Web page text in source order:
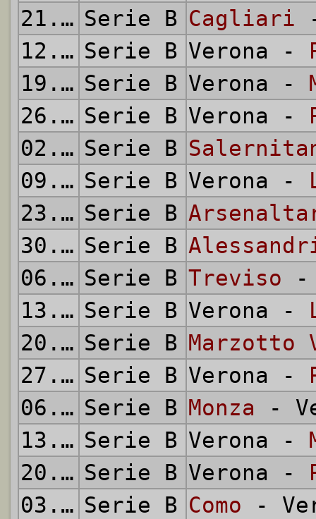
21.11.1954 Serie B Cagliari
12.12.1954 Serie B Verona -
19.12.1954 Serie B Verona -
26.12.1954 Serie B Verona -
02.01.1955 Serie B
09.01.1955 Serie B Verona -
23.01.1955 Serie B
30.01.1955 Serie B
06.02.1955 Serie B Treviso -
13.02.1955 Serie B Verona -
20.02.1955 Serie B Marzotto
27.02.1955 Serie B Verona -
06.03.1955 Serie B Monza -
13.03.1955 Serie B Verona -
20.03.1955 Serie B Verona -
03.04.1955 Serie B Como -